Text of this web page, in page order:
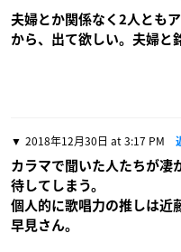
夫婦とか関係なく2人とも
から、出て欲しい。夫婦と
2018年12月30日 at 3:17 PM
カラマで聞いた人たちが凄
待してしまう。
個人的に歌唱力の推しは
早見さん。